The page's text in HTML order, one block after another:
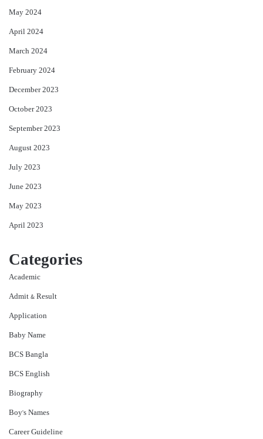
May 2024
April 2024
March 2024
February 2024
December 2023
October 2023
September 2023
August 2023
July 2023
June 2023
May 2023
April 2023
Categories
Academic
Admit & Result
Application
Baby Name
BCS Bangla
BCS English
Biography
Boy's Names
Career Guideline